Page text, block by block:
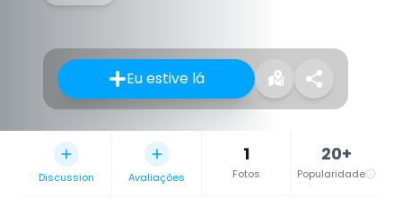
Eu estive lá
Discussion Avaliações
1
Fotos
20+
Popularidade